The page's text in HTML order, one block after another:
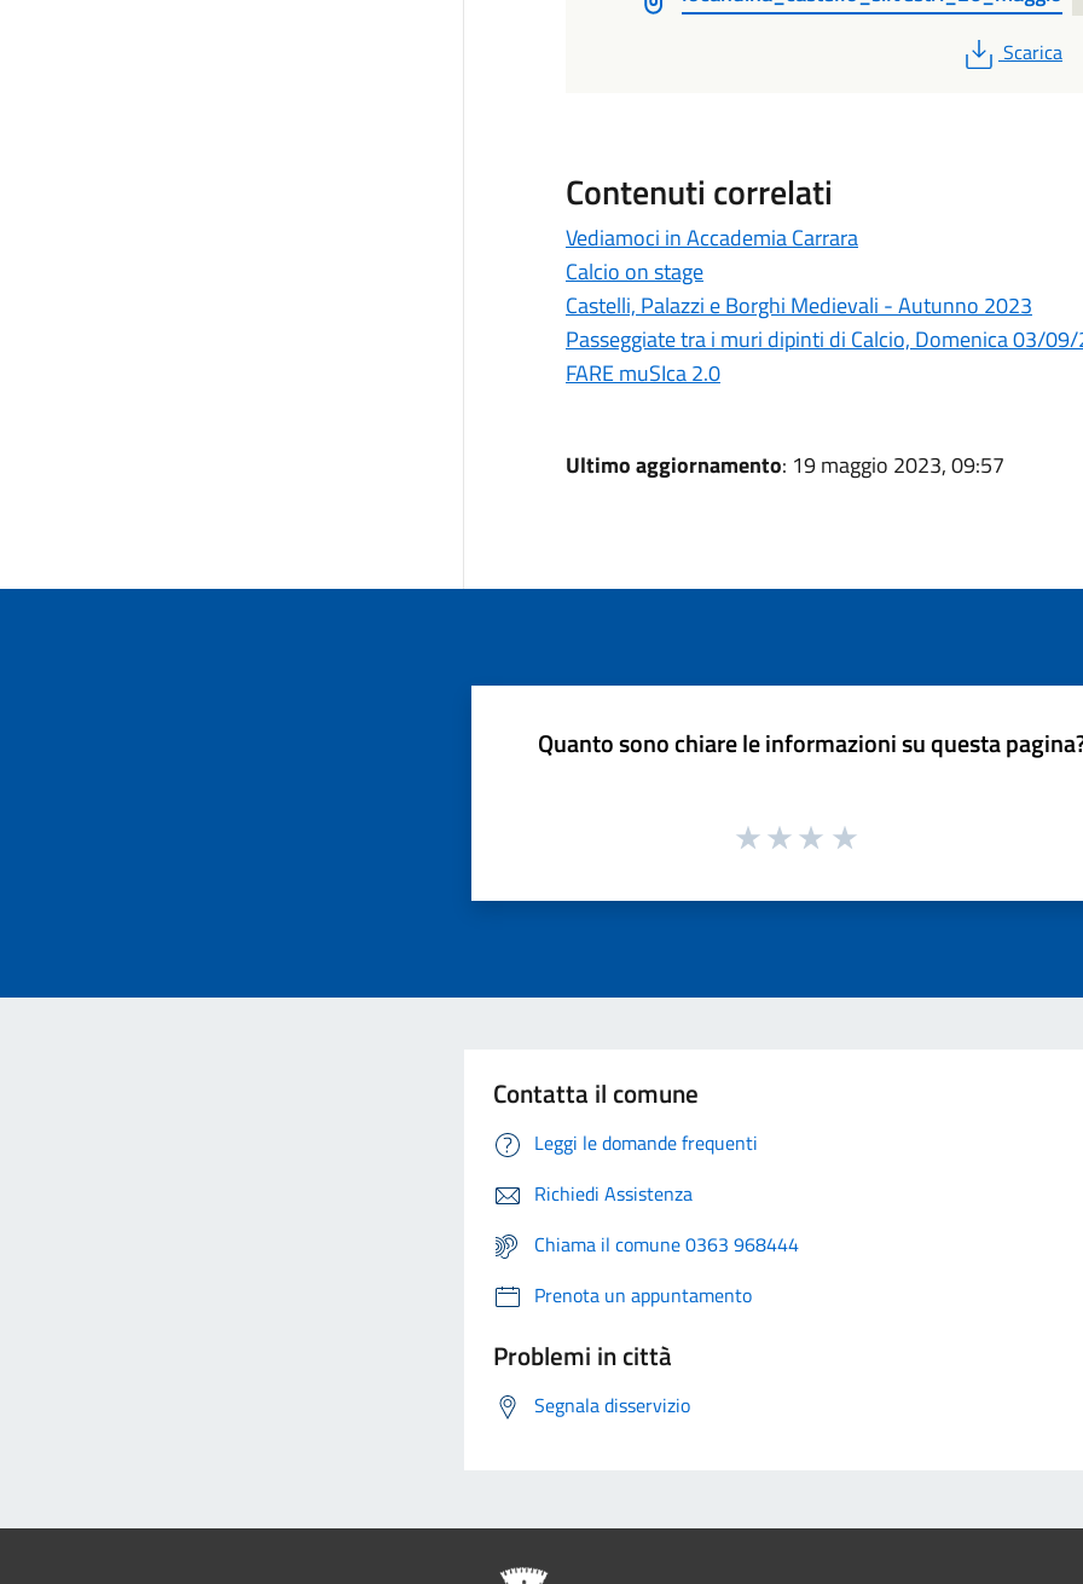
PDF
Scarica
Contenuti correlati
Vediamoci in Accademia Carrara
Calcio on stage
Castelli, Palazzi e Borghi Medievali - Autunno 2023
Passeggiate tra i muri dipinti di Calcio, Domenica 03/
FARE muSIca 2.0
Ultimo aggiornamento: 19 maggio 2023, 09:57
Quanto sono chiare le informazioni su questa
Contatta il comune
Leggi le domande frequenti
Richiedi Assistenza
Chiama il comune 0363 968444
Prenota un appuntamento
Problemi in città
Segnala disservizio